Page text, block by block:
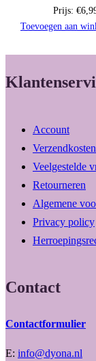
Prijs: €
Toevoegen aan
Account
Veelgestelde
Retourneren
Algemene
Privacy policy
Contact
Contactformulier
E: info@dyona.nl